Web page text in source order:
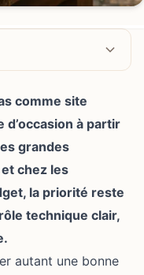
comme site
à partir
grandes
chez les
la priorité reste
technique clair,
autant une bonne